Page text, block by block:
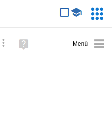
Búsqueda avanzada
Ayuda
(en